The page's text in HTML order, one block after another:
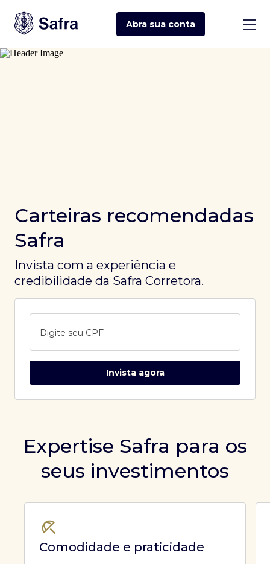
Abra sua conta
Carteiras recomendadas
Safra
Invista com a experiência e
credibilidade da Safra Corretora.
Digite seu CPF
Invista agora
Expertise Safra para os
seus investimentos
Comodidade e praticidade